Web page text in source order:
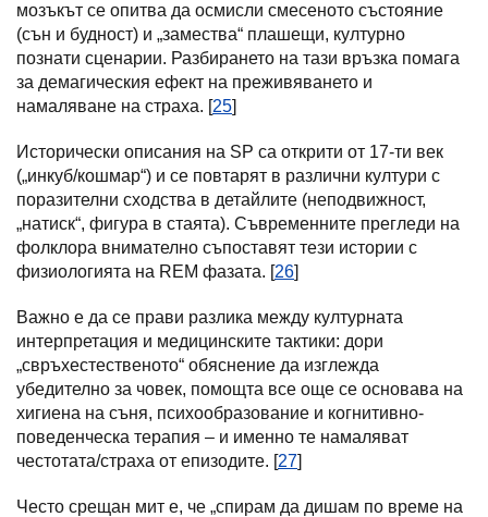
мозъкът се опитва да осмисли смесеното състояние
(сън и будност) и „замества“ плашещи, културно
познати сценарии. Разбирането на тази връзка помага
за демагическия ефект на преживяването и
намаляване на страха. [25]
Исторически описания на SP са открити от 17-ти век
(„инкуб/кошмар“) и се повтарят в различни култури с
поразителни сходства в детайлите (неподвижност,
„натиск“, фигура в стаята). Съвременните прегледи на
фолклора внимателно съпоставят тези истории с
физиологията на REM фазата. [26]
Важно е да се прави разлика между културната
интерпретация и медицинските тактики: дори
„свръхестественото“ обяснение да изглежда
убедително за човек, помощта все още се основава на
хигиена на съня, психообразование и когнитивно-
поведенческа терапия – и именно те намаляват
честотата/страха от епизодите. [27]
Често срещан мит е, че „спирам да дишам по време на